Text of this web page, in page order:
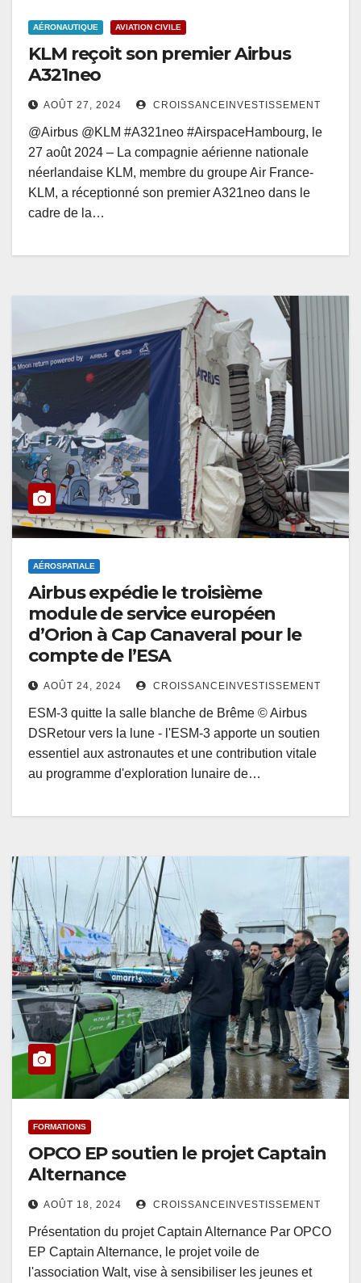
AÉRONAUTIQUE AVIATION CIVILE
KLM reçoit son premier Airbus
A321neo
AOÛT 27, 2024 CROISSANCEINVESTISSEMENT
@Airbus @KLM #A321neo #AirspaceHambourg, le
27 août 2024 – La compagnie aérienne nationale
néerlandaise KLM, membre du groupe Air France-
KLM, a réceptionné son premier A321neo dans le
cadre de la…
AÉROSPATIALE
Airbus expédie le troisième
module de service européen
d’Orion à Cap Canaveral pour le
compte de l’ESA
AOÛT 24, 2024 CROISSANCEINVESTISSEMENT
ESM-3 quitte la salle blanche de Brême © Airbus
DSRetour vers la lune - l'ESM-3 apporte un soutien
essentiel aux astronautes et une contribution vitale
au programme d'exploration lunaire de…
FORMATIONS
OPCO EP soutien le projet Captain
Alternance
AOÛT 18, 2024 CROISSANCEINVESTISSEMENT
Présentation du projet Captain Alternance Par OPCO
EP Captain Alternance, le projet voile de
l'association Walt, vise à sensibiliser les jeunes et